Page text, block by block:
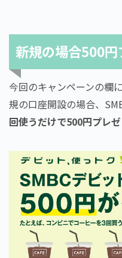
新規の場合500
今回のキャンペーンの欄
規の口座開設の場合、
回使うだけで500円プレ